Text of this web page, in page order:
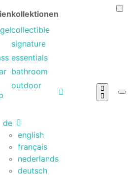
kollektionen
collectible
signature
essentials
bathroom
outdoor
de
english
français
nederlands
deutsch